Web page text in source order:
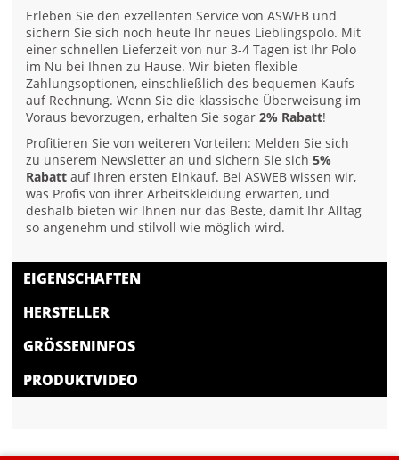
Erleben Sie den exzellenten Service von ASWEB und
sichern Sie sich noch heute Ihr neues Lieblingspolo. Mit
einer schnellen Lieferzeit von nur 3-4 Tagen ist Ihr Polo
im Nu bei Ihnen zu Hause. Wir bieten flexible
Zahlungsoptionen, einschließlich des bequemen Kaufs
auf Rechnung. Wenn Sie die klassische Überweisung im
Voraus bevorzugen, erhalten Sie sogar2% Rabatt!
Profitieren Sie von weiteren Vorteilen: Melden Sie sich
zu unserem Newsletter an und sichern Sie sich5%
Rabatt auf Ihren ersten Einkauf. Bei ASWEB wissen wir,
was Profis von ihrer Arbeitskleidung erwarten, und
deshalb bieten wir Ihnen nur das Beste, damit Ihr Alltag
so angenehm und stilvoll wie möglich wird.
EIGENSCHAFTEN
HERSTELLER
GRÖSSENINFOS
PRODUKTVIDEO